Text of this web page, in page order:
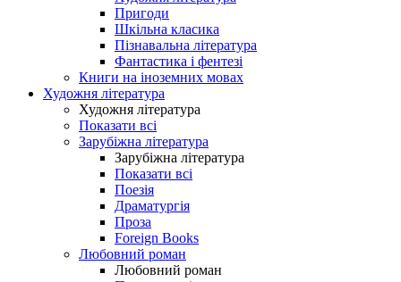
Пригоди
Шкільна класика
Пізнавальна література
Фантастика і фентезі
Книги на іноземних мовах
Художня література
Художня література
Показати всі
Зарубіжна література
Зарубіжна література
Показати всі
Поезія
Драматургія
Проза
Foreign Books
Любовний роман
Любовний роман